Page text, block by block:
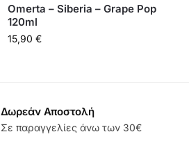
Omerta – Siberia – Grape Pop
120ml
15,90 €
Δωρεάν Αποστολή
Σε παραγγελίες άνω των 30€